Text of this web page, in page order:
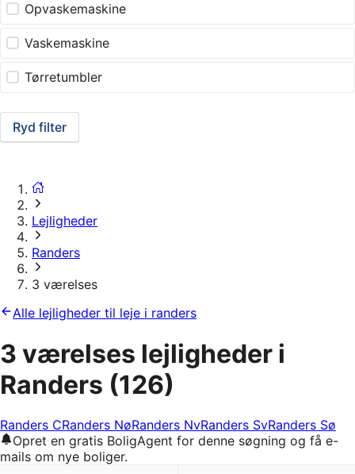
Opvaskemaskine
Vaskemaskine
Tørretumbler
Ryd filter
Lejligheder
Randers
3 værelses
Alle lejligheder til leje i randers
3 værelses lejligheder i
Randers (126)
Randers CRanders NøRanders NvRanders SvRanders Sø
Opret en gratis BoligAgent for denne søgning og få e-
mails om nye boliger.